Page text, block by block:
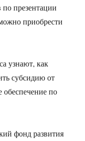
по презентации
приобрести
узнают, как
субсидию от
обеспечение по
фонд развития